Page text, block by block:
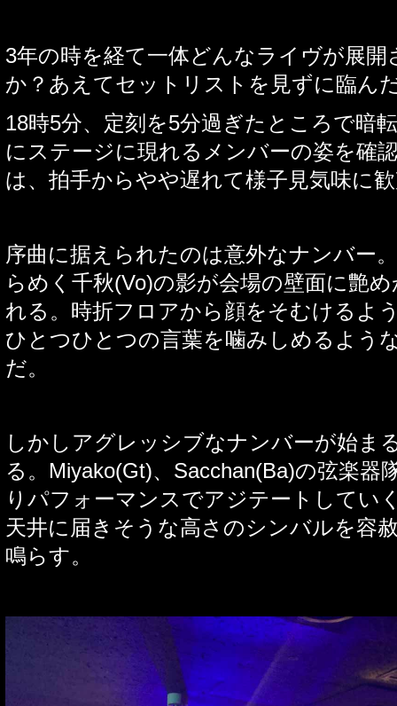
3年の時を経て一体どんなライ ヴが展開
か？あえてセットリストを見ずに臨ん
18時5分、定刻を5分過ぎたところで暗
にステージに現れるメンバーの姿を確
は、拍手からやや遅れて様子見気味に
序曲に据えられたのは意外なナンバー
らめく千秋(Vo)の影が会場の壁面に艶
れる。時折フロアから顔をそむけるよ
ひとつひとつの言葉を噛みしめるよう
だ。
しかしアグレッシブなナンバーが始ま
る。 Miyako(Gt)、 Sacchan(Ba)の弦楽器
りパフォーマンスでアジテートしてい
天井に届きそうな高さのシンバルを容
鳴らす。